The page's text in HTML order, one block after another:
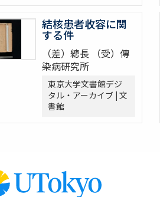
結核患者收容に関
する件
（差）總長 （受）傳
染病研究所
東京大学文書館デジ
タル・アーカイブ | 文
書館